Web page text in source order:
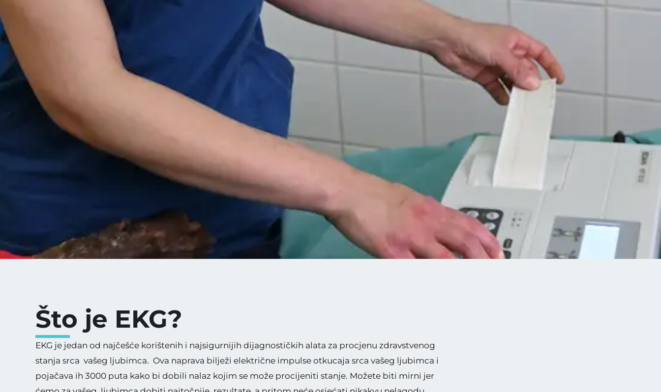
Što je EKG?
EKG je jedan od najčešće korištenih i najsigurnijih dijagnostičkih alata za procjenu zdravstvenog
stanja srca vašeg ljubimca. Ova naprava bilježi električne impulse otkucaja srca vašeg ljubimca i
pojačava ih 3000 puta kako bi dobili nalaz kojim se može procijeniti stanje. Možete biti mirni jer